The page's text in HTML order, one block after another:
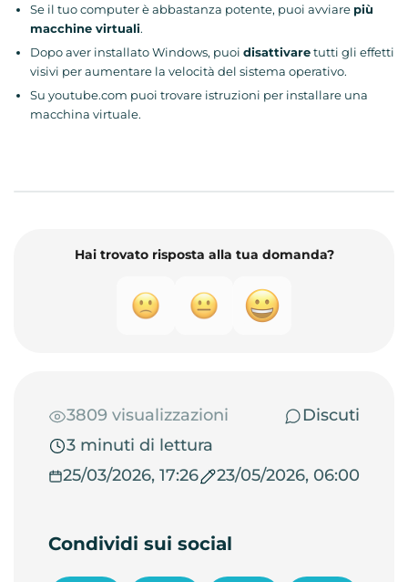
Se il tuo computer è abbastanza potente, puoi avviare più
macchine virtuali.
Dopo aver installato Windows, puoi disattivaretutti gli effetti
visivi per aumentare la velocità del sistema operativo.
Su youtube.com puoi trovare istruzioni per installare una
macchina virtuale.
Hai trovato risposta alla tua domanda?
3809 visualizzazioni
Discuti
3 minuti di lettura
25/03/2026, 17:26
23/05/2026, 06:00
Condividi sui social